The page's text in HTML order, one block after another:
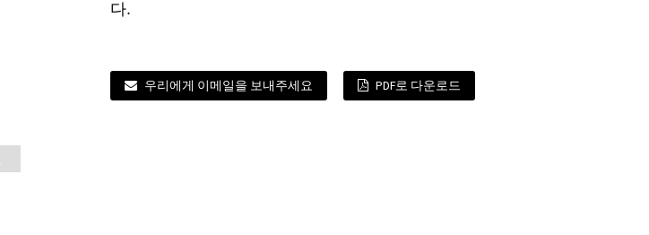
다.
우리에게 이메일을 보내주세요 PDF로 다운로드